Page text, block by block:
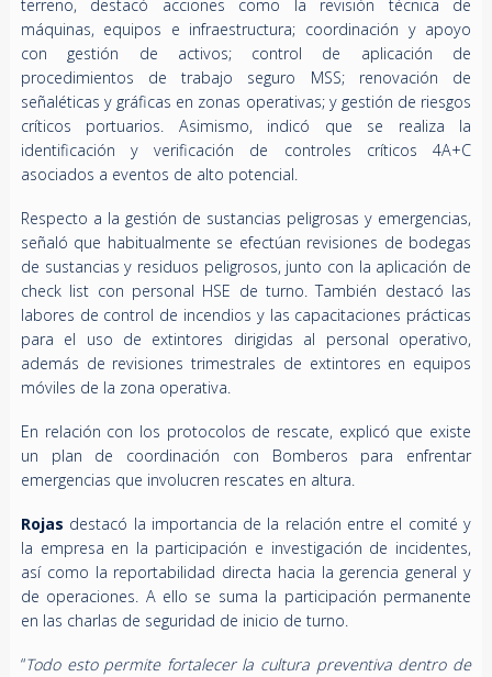
terreno, destacó acciones como la revisión técnica de
máquinas, equipos e infraestructura; coordinación y apoyo
con gestión de activos; control de aplicación de
procedimientos de trabajo seguro MSS; renovación de
señaléticas y gráficas en zonas operativas; y gestión de riesgos
críticos portuarios. Asimismo, indicó que se realiza la
identificación y verificación de controles críticos 4A+C
asociados a eventos de alto potencial.
Respecto a la gestión de sustancias peligrosas y emergencias,
señaló que habitualmente se efectúan revisiones de bodegas
de sustancias y residuos peligrosos, junto con la aplicación de
check list con personal HSE de turno. También destacó las
labores de control de incendios y las capacitaciones prácticas
para el uso de extintores dirigidas al personal operativo,
además de revisiones trimestrales de extintores en equipos
móviles de la zona operativa.
En relación con los protocolos de rescate, explicó que existe
un plan de coordinación con Bomberos para enfrentar
emergencias que involucren rescates en altura.
Rojas destacó la importancia de la relación entre el comité y
la empresa en la participación e investigación de incidentes,
así como la reportabilidad directa hacia la gerencia general y
de operaciones. A ello se suma la participación permanente
en las charlas de seguridad de inicio de turno.
“Todo esto permite fortalecer la cultura preventiva dentro de